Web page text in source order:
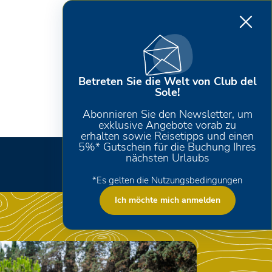
Betreten Sie die Welt von Club del
Sole!
Abonnieren Sie den Newsletter, um
exklusive Angebote vorab zu
erhalten sowie Reisetipps und einen
5%* Gutschein für die Buchung Ihres
nächsten Urlaubs
*Es gelten die Nutzungsbedingungen
Ich möchte mich anmelden